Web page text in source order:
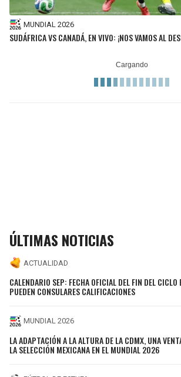
MUNDIAL 2026
SUDÁFRICA VS CANADÁ, EN VIVO: ¡NOS VAMOS AL
ÚLTIMAS NOTICIAS
ACTUALIDAD
CALENDARIO SEP: FECHA OFICIAL DEL FIN DEL CICLO
PUEDEN CONSULARES CALIFICACIONES
MUNDIAL 2026
LA ADAPTACIÓN A LA ALTURA DE LA CDMX, UNA
LA SELECCIÓN MEXICANA EN EL MUNDIAL 2026